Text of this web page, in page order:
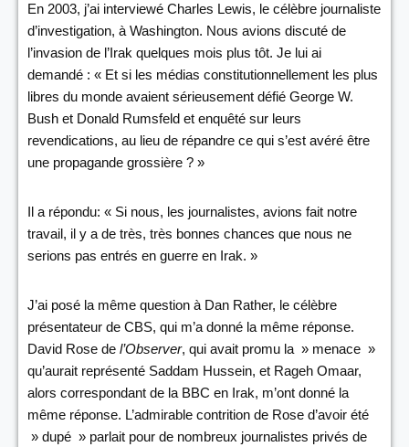
En 2003, j’ai interviewé Charles Lewis, le célèbre journaliste
d’investigation, à Washington. Nous avions discuté de
l’invasion de l’Irak quelques mois plus tôt. Je lui ai
demandé : « Et si les médias constitutionnellement les plus
libres du monde avaient sérieusement défié George W.
Bush et Donald Rumsfeld et enquêté sur leurs
revendications, au lieu de répandre ce qui s’est avéré être
une propagande grossière ? »
Il a répondu: « Si nous, les journalistes, avions fait notre
travail, il y a de très, très bonnes chances que nous ne
serions pas entrés en guerre en Irak. »
J’ai posé la même question à Dan Rather, le célèbre
présentateur de CBS, qui m’a donné la même réponse.
David Rose de l’Observer, qui avait promu la » menace »
qu’aurait représenté Saddam Hussein, et Rageh Omaar,
alors correspondant de la BBC en Irak, m’ont donné la
même réponse. L’admirable contrition de Rose d’avoir été
» dupé » parlait pour de nombreux journalistes privés de